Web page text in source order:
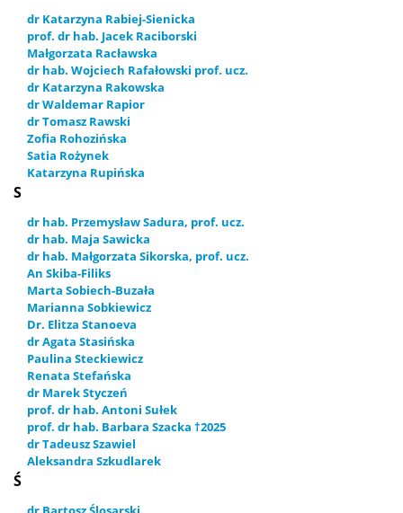
dr Katarzyna Rabiej-Sienicka
prof. dr hab. Jacek Raciborski
Małgorzata Racławska
dr hab. Wojciech Rafałowski prof. ucz.
dr Katarzyna Rakowska
dr Waldemar Rapior
dr Tomasz Rawski
Zofia Rohozińska
Satia Rożynek
Katarzyna Rupińska
S
dr hab. Przemysław Sadura, prof. ucz.
dr hab. Maja Sawicka
dr hab. Małgorzata Sikorska, prof. ucz.
An Skiba-Filiks
Marta Sobiech-Buzała
Marianna Sobkiewicz
Dr. Elitza Stanoeva
dr Agata Stasińska
Paulina Steckiewicz
Renata Stefańska
dr Marek Styczeń
prof. dr hab. Antoni Sułek
prof. dr hab. Barbara Szacka †2025
dr Tadeusz Szawiel
Aleksandra Szkudlarek
Ś